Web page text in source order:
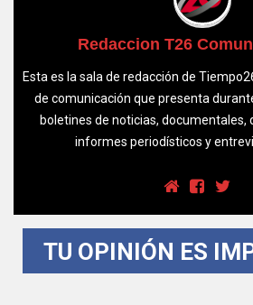
Redaccion T26
Esta es la sala de redacción de
de comunicación que presenta
boletines de noticias, documentales,
informes periodísticos y
TU OPINIÓN ES